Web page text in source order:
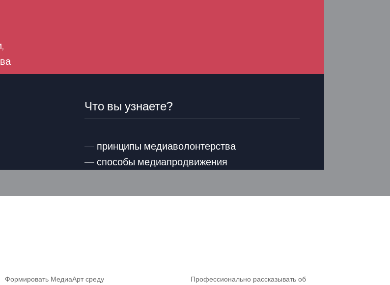
Что вы узнаете?
— принципы медиаволонтерства
— способы медиапродвижения
Формировать МедиаАрт среду
Профессионально рассказывать об